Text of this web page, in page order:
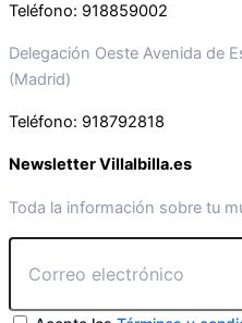
Teléfono: 918859002
Delegación Oeste Avenida de
(Madrid)
Teléfono: 918792818
Newsletter Villalbilla.es
Toda la información sobre tu